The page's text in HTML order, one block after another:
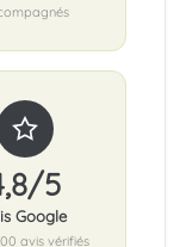
5
Google
avis vérifiés